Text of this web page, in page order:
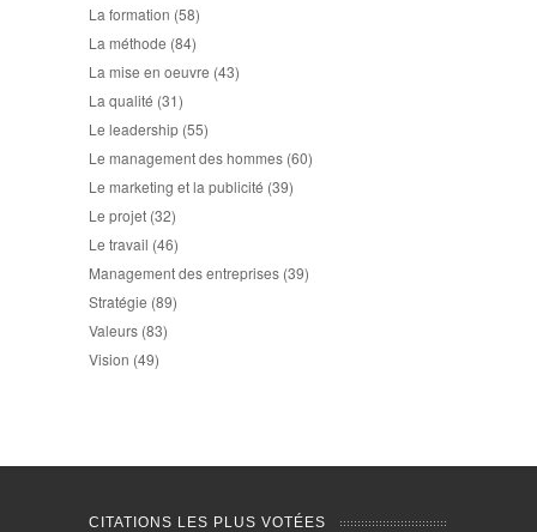
La formation (58)
La méthode (84)
La mise en oeuvre (43)
La qualité (31)
Le leadership (55)
Le management des hommes (60)
Le marketing et la publicité (39)
Le projet (32)
Le travail (46)
Management des entreprises (39)
Stratégie (89)
Valeurs (83)
Vision (49)
CITATIONS LES PLUS VOTÉES